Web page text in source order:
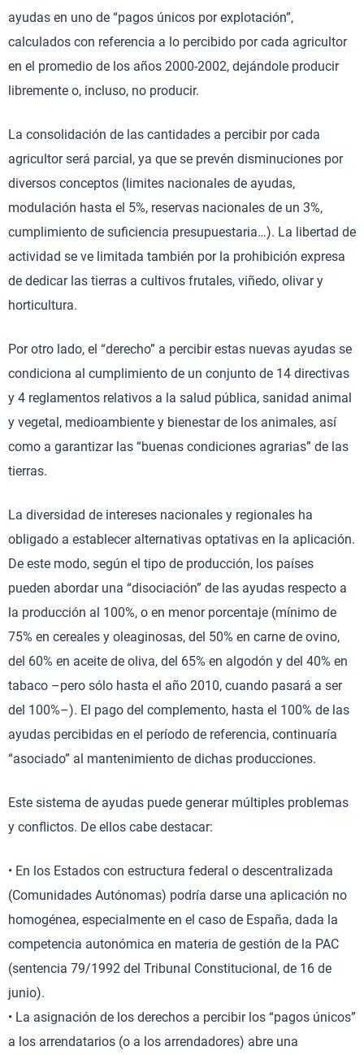
ayudas en uno de “pagos únicos por explotación”,
calculados con referencia a lo percibido por cada agricultor
en el promedio de los años 2000-2002, dejándole producir
libremente o, incluso, no producir.
La consolidación de las cantidades a percibir por cada
agricultor será parcial, ya que se prevén disminuciones por
diversos conceptos (limites nacionales de ayudas,
modulación hasta el 5%, reservas nacionales de un 3%,
cumplimiento de suficiencia presupuestaria…). La libertad de
actividad se ve limitada también por la prohibición expresa
de dedicar las tierras a cultivos frutales, viñedo, olivar y
horticultura.
Por otro lado, el “derecho” a percibir estas nuevas ayudas se
condiciona al cumplimiento de un conjunto de 14 directivas
y 4 reglamentos relativos a la salud pública, sanidad animal
y vegetal, medioambiente y bienestar de los animales, así
como a garantizar las “buenas condiciones agrarias” de las
tierras.
La diversidad de intereses nacionales y regionales ha
obligado a establecer alternativas optativas en la aplicación.
De este modo, según el tipo de producción, los países
pueden abordar una “disociación” de las ayudas respecto a
la producción al 100%, o en menor porcentaje (mínimo de
75% en cereales y oleaginosas, del 50% en carne de ovino,
del 60% en aceite de oliva, del 65% en algodón y del 40% en
tabaco –pero sólo hasta el año 2010, cuando pasará a ser
del 100%–). El pago del complemento, hasta el 100% de las
ayudas percibidas en el período de referencia, continuaría
“asociado” al mantenimiento de dichas producciones.
Este sistema de ayudas puede generar múltiples problemas
y conflictos. De ellos cabe destacar:
• En los Estados con estructura federal o descentralizada
(Comunidades Autónomas) podría darse una aplicación no
homogénea, especialmente en el caso de España, dada la
competencia autonómica en materia de gestión de la PAC
(sentencia 79/1992 del Tribunal Constitucional, de 16 de
junio).
• La asignación de los derechos a percibir los “pagos únicos”
a los arrendatarios (o a los arrendadores) abre una